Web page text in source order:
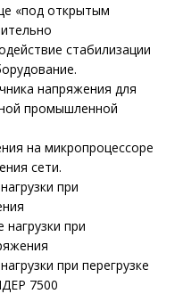
«под открытым
стабилизации
напряжения для
промышленной
на микропроцессоре
сети.
при
при
при перегрузке
7500